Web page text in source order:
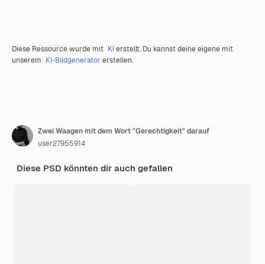
Diese Ressource wurde mit KIerstellt. Du kannst deine eigene mit
unserem KI-Bildgenerator erstellen.
Zwei Waagen mit dem Wort "Gerechtigkeit" darauf
user27955914
Diese PSD könnten dir auch gefallen